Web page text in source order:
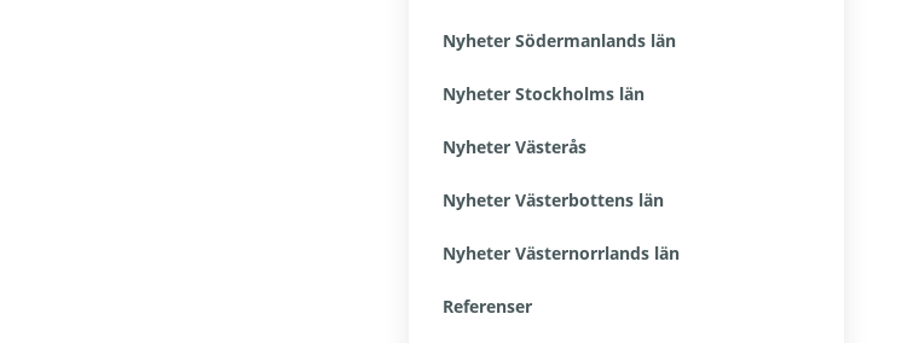
Nyheter Södermanlands län
Nyheter Stockholms län
Nyheter Västerås
Nyheter Västerbottens län
Nyheter Västernorrlands län
Referenser